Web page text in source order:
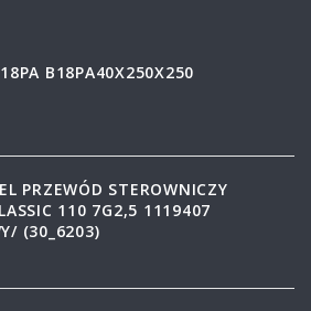
B18PA40X250X250
PRZEWÓD STEROWNICZY
110 7G2,5 1119407
(30_6203)